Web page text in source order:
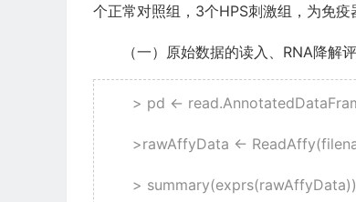
个正常对照组，3个HPS刺激组，为免疫
（一）原始数据的读入、RNA降解
> pd <-
>rawAffyData <-
> summary(exprs(rawAffyData))